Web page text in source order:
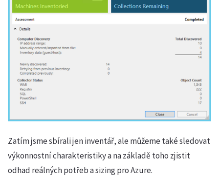
Zatím jsme sbírali jen inventář, ale můžeme také sledovat
výkonnostní charakteristiky a na základě toho zjistit
odhad reálných potřeb a sizing pro Azure.